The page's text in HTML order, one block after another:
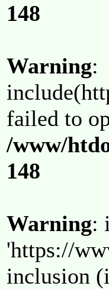
148
Warning:
failed to
/www/
148
Warning:
'https://
inclusion